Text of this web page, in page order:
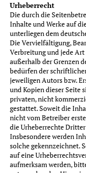
Urheberrecht
Die durch die
Inhalte und Werke auf
unterliegen dem
Die Vervielfältigung,
Verbreitung und jede
außerhalb der Grenzen
bedürfen der
jeweiligen Autors bzw.
und Kopien dieser Seite
privaten, nicht
gestattet. Soweit die
nicht vom Betreiber
die Urheberrechte
Insbesondere werden
solche gekennzeichnet.
auf eine
aufmerksam werden,